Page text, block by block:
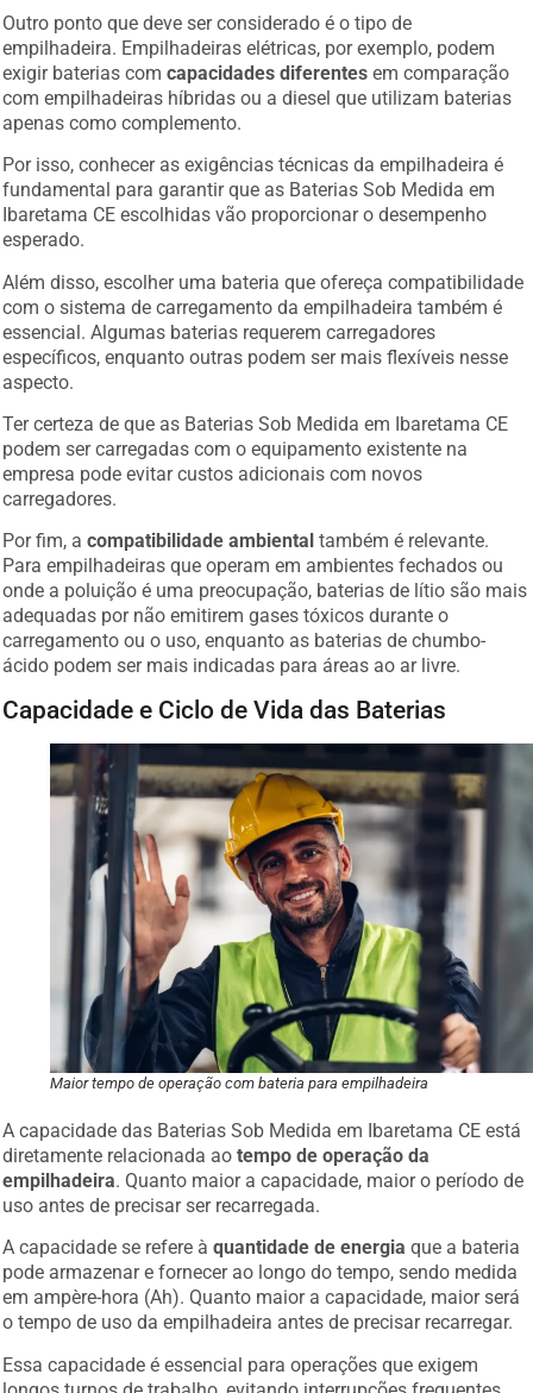
Outro ponto que deve ser considerado é o tipo de
empilhadeira. Empilhadeiras elétricas, por exemplo, podem
exigir baterias com
capacidades diferentes
em comparação
com empilhadeiras híbridas ou a diesel que utilizam baterias
apenas como complemento.
Por isso, conhecer as exigências técnicas da empilhadeira é
fundamental para garantir que as Baterias Sob Medida em
Ibaretama CE escolhidas vão proporcionar o desempenho
esperado.
Além disso, escolher uma bateria que ofereça compatibilidade
com o sistema de carregamento da empilhadeira também é
essencial. Algumas baterias requerem carregadores
específicos, enquanto outras podem ser mais flexíveis nesse
aspecto.
Ter certeza de que as Baterias Sob Medida em Ibaretama CE
podem ser carregadas com o equipamento existente na
empresa pode evitar custos adicionais com novos
carregadores.
Por fim, a compatibilidade ambiental também é relevante.
Para empilhadeiras que operam em ambientes fechados ou
onde a poluição é uma preocupação, baterias de lítio são mais
adequadas por não emitirem gases tóxicos durante o
carregamento ou o uso, enquanto as baterias de chumbo-
ácido podem ser mais indicadas para áreas ao ar livre.
Capacidade e Ciclo de Vida das Baterias
Maior tempo de operação com bateria para empilhadeira
A capacidade das Baterias Sob Medida em Ibaretama CE está
diretamente relacionada aotempo de operação da
empilhadeira . Quanto maior a capacidade, maior o período de
uso antes de precisar ser recarregada.
A capacidade se refere à quantidade de energia que a bateria
pode armazenar e fornecer ao longo do tempo, sendo medida
em ampère-hora (Ah). Quanto maior a capacidade, maior será
o tempo de uso da empilhadeira antes de precisar recarregar.
Essa capacidade é essencial para operações que exigem
longos turnos de trabalho, evitando interrupções frequentes.